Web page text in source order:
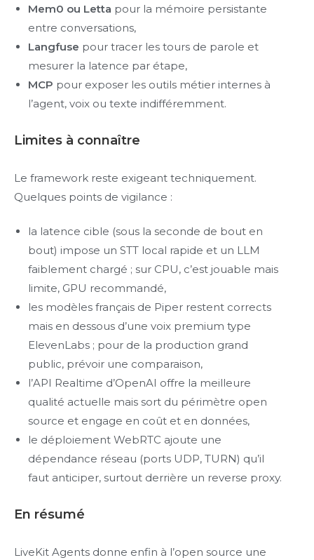
Mem0 ou Letta pour la mémoire persistante
entre conversations,
Langfuse pour tracer les tours de parole et
mesurer la latence par étape,
MCP pour exposer les outils métier internes à
l’agent, voix ou texte indifféremment.
Limites à connaître
Le framework reste exigeant techniquement.
Quelques points de vigilance :
la latence cible (sous la seconde de bout en
bout) impose un STT local rapide et un LLM
faiblement chargé ; sur CPU, c’est jouable mais
limite, GPU recommandé,
les modèles français de Piper restent corrects
mais en dessous d’une voix premium type
ElevenLabs ; pour de la production grand
public, prévoir une comparaison,
l’API Realtime d’OpenAI offre la meilleure
qualité actuelle mais sort du périmètre open
source et engage en coût et en données,
le déploiement WebRTC ajoute une
dépendance réseau (ports UDP, TURN) qu’il
faut anticiper, surtout derrière un reverse proxy.
En résumé
LiveKit Agents donne enfin à l’open source une